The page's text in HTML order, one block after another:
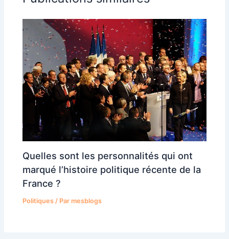
Quelles sont les personnalités qui ont
marqué l’histoire politique récente de la
France ?
Politiques / Parmesblogs